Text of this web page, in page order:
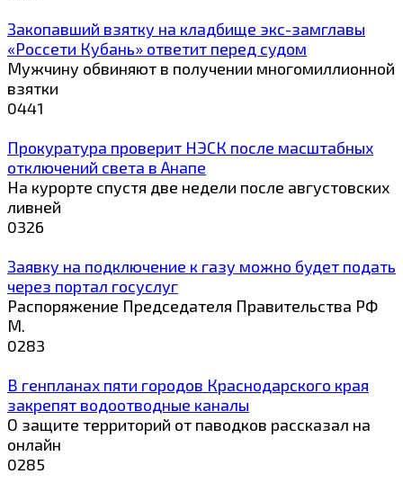
Закопавший взятку на кладбище экс-замглавы
«Россети Кубань» ответит перед судом
Мужчину обвиняют в получении многомиллионной
взятки
0441
Прокуратура проверит НЭСК после масштабных
отключений света в Анапе
На курорте спустя две недели после августовских
ливней
0326
Заявку на подключение к газу можно будет подать
через портал госуслуг
Распоряжение Председателя Правительства РФ
М.
0283
В генпланах пяти городов Краснодарского края
закрепят водоотводные каналы
О защите территорий от паводков рассказал на
онлайн
0285